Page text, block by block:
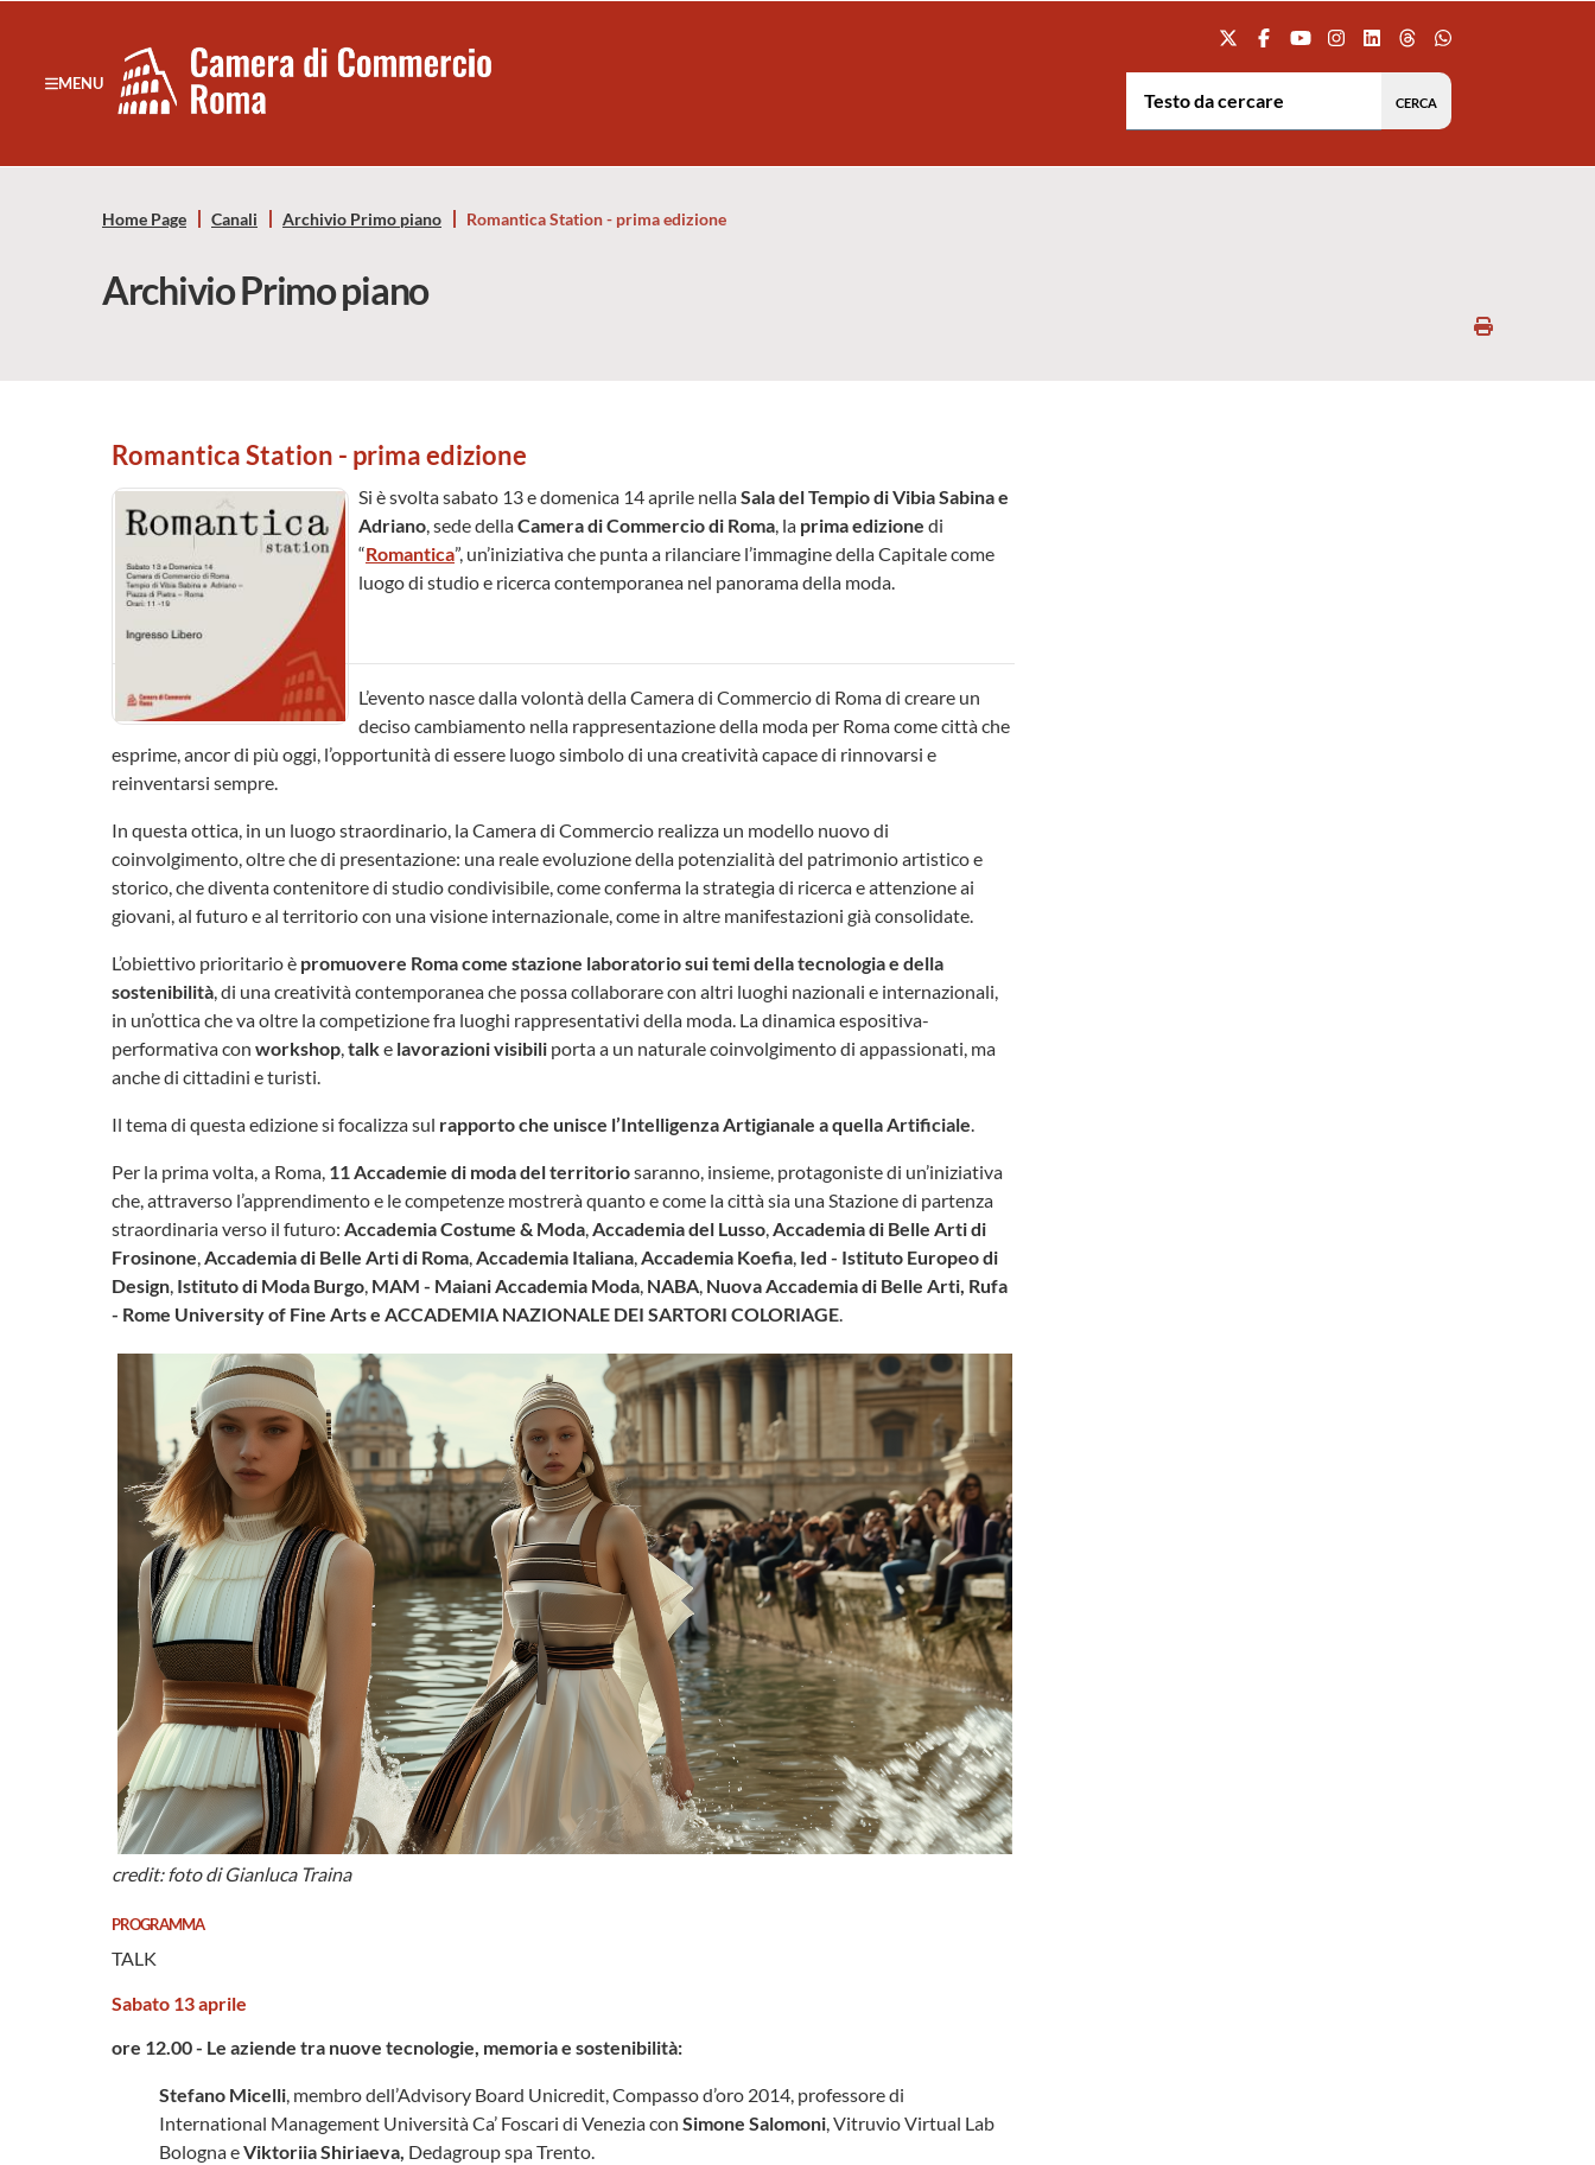
Notizie in primo piano
Banner servizi
MENU
Camera
Commercio
di
Roma
CCIAA
Roma
Testo da cercare:
Home Page Canali Archivio Primo piano Romantica Station - prima edizione
Archivio Primo piano
Romantica Station - prima edizione
Si è svolta sabato 13 e domenica 14 aprile nellaSala del Tempio di Vibia Sabina e
Adriano , sede dellaCamera di Commercio di Roma , la prima edizione di
“Romantica”, un’iniziativa che punta a rilanciare l’immagine della Capitale come
luogo di studio e ricerca contemporanea nel panorama della moda.
L’evento nasce dalla volontà della Camera di Commercio di Roma di creare un
deciso cambiamento nella rappresentazione della moda per Roma come città che
esprime, ancor di più oggi, l’opportunità di essere luogo simbolo di una creatività capace di rinnovarsi e
reinventarsi sempre.
In questa ottica, in un luogo straordinario, la Camera di Commercio realizza un modello nuovo di
coinvolgimento, oltre che di presentazione: una reale evoluzione della potenzialità del patrimonio artistico e
storico, che diventa contenitore di studio condivisibile, come conferma la strategia di ricerca e attenzione ai
giovani, al futuro e al territorio con una visione internazionale, come in altre manifestazioni già consolidate.
L’obiettivo prioritario è promuovere Roma come stazione laboratorio sui temi della tecnologia e della
sostenibilità , di una creatività contemporanea che possa collaborare con altri luoghi nazionali e internazionali,
in un’ottica che va oltre la competizione fra luoghi rappresentativi della moda. La dinamica espositiva-
performativa con workshop talke lavorazioni visibili porta a un naturale coinvolgimento di appassionati, ma
anche di cittadini e turisti.
Il tema di questa edizione si focalizza sul rapporto che unisce l’Intelligenza Artigianale a quella Artificiale
Per la prima volta, a Roma, 11 Accademie di moda del territoriosaranno, insieme, protagoniste di un’iniziativa
che, attraverso l’apprendimento e le competenze mostrerà quanto e come la città sia una Stazione di partenza
straordinaria verso il futuro: Accademia Costume & Moda Accademia del Lusso Accademia di Belle Arti di
Frosinone Accademia di Belle Arti di Roma Accademia Italiana Accademia Koefia Ied - Istituto Europeo di
Design Istituto di Moda Burgo MAM - Maiani Accademia Moda NABA Nuova Accademia di Belle Arti, Rufa
- Rome University of Fine Arts e ACCADEMIA NAZIONALE DEI SARTORI COLORIAGE
credit: foto di Gianluca Traina
PROGRAMMA
TALK
Sabato 13 aprile
ore 12.00 - Le aziende tra nuove tecnologie, memoria e sostenibilità:
Stefano Micelli, membro dell’Advisory Board Unicredit, Compasso d’oro 2014, professore di
International Management Università Ca’ Foscari di Venezia con Simone Salomoni, Vitruvio Virtual Lab
Bologna eViktoriia Shiriaeva, Dedagroup spa Trento.